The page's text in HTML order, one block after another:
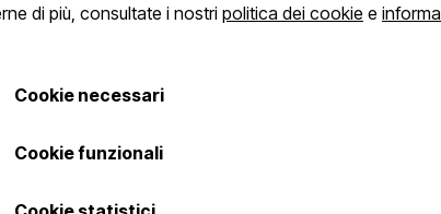
€ 969,00
di più, consultate i nostri politica dei cookie e
Cookie necessari
Cookie funzionali